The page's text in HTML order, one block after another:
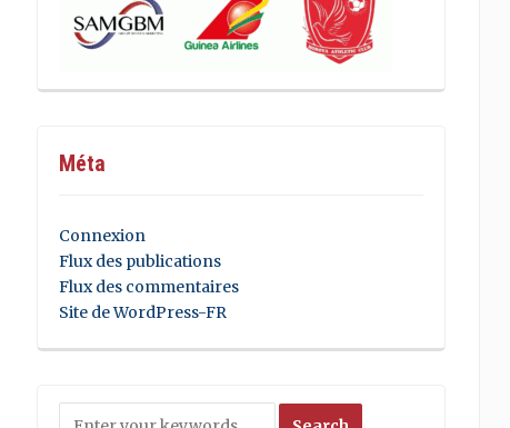
Méta
Connexion
Flux des publications
Flux des commentaires
Site de WordPress-FR